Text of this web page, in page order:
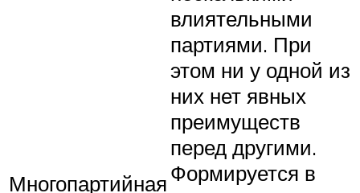
Многопартийная
влиятельными
партиями. При
этом ни у одной из
них нет явных
преимуществ
перед другими.
Формируется в